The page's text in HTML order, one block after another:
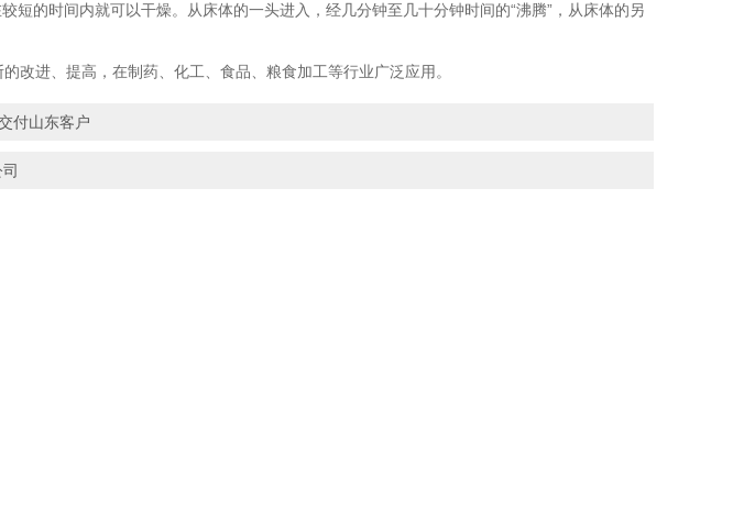
短的时间内就可以干燥。从床体的一头进入，经几分钟至几十分钟时间的“沸腾”，从床体的另
进、提高，在制药、化工、食品、粮食加工等行业广泛应用。
付山东客户